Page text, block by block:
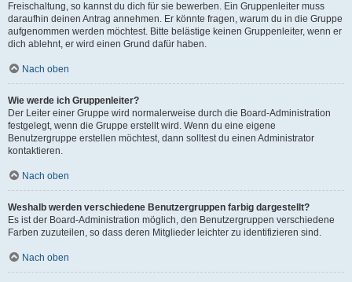
Freischaltung, so kannst du dich für sie bewerben. Ein Gruppenleiter muss
daraufhin deinen Antrag annehmen. Er könnte fragen, warum du in die Gruppe
aufgenommen werden möchtest. Bitte belästige keinen Gruppenleiter, wenn er
dich ablehnt, er wird einen Grund dafür haben.
Nach oben
Wie werde ich Gruppenleiter?
Der Leiter einer Gruppe wird normalerweise durch die Board-Administration
festgelegt, wenn die Gruppe erstellt wird. Wenn du eine eigene
Benutzergruppe erstellen möchtest, dann solltest du einen Administrator
kontaktieren.
Nach oben
Weshalb werden verschiedene Benutzergruppen farbig dargestellt?
Es ist der Board-Administration möglich, den Benutzergruppen verschiedene
Farben zuzuteilen, so dass deren Mitglieder leichter zu identifizieren sind.
Nach oben